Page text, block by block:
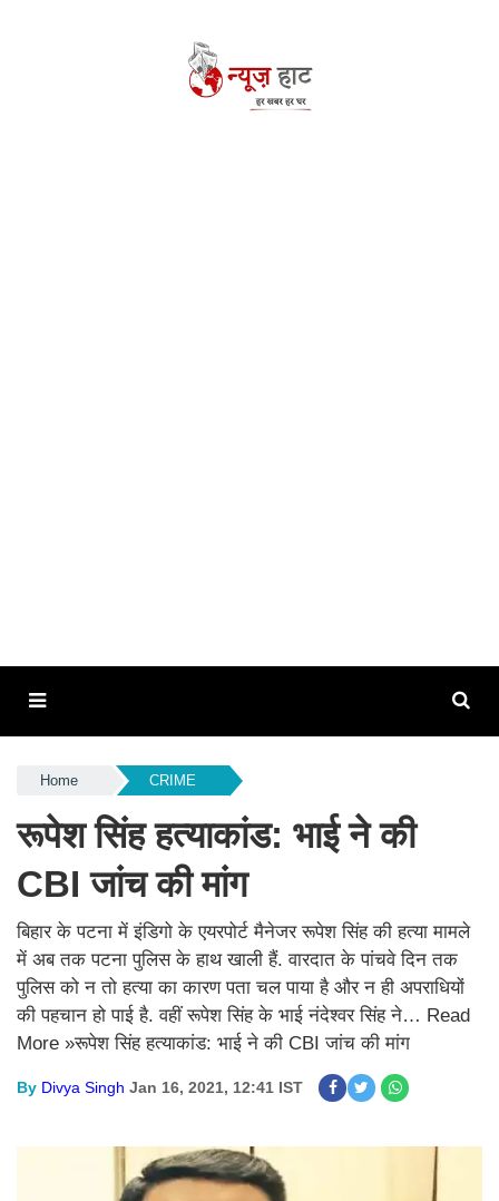
Home CRIME
रूपेश सिंह हत्याकांड: भाई ने की
CBI जांच की मांग
बिहार के पटना में इंडिगो के एयरपोर्ट मैनेजर रूपेश सिंह की हत्या मामले
में अब तक पटना पुलिस के हाथ खाली हैं. वारदात के पांचवे दिन तक
पुलिस को न तो हत्या का कारण पता चल पाया है और न ही अपराधियों
की पहचान हो पाई है. वहीं रूपेश सिंह के भाई नंदेश्वर सिंह ने… Read
More »रूपेश सिंह हत्याकांड: भाई ने की CBI जांच की मांग
By Divya Singh Jan 16, 2021, 12:41 IST